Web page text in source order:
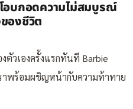
อบกอดความไม่สมบูรณ์
องชีวิต
ตัวเองครั้งแรกทันที Barbie
าพร้อมผชิญหน้ากับความท้าทาย